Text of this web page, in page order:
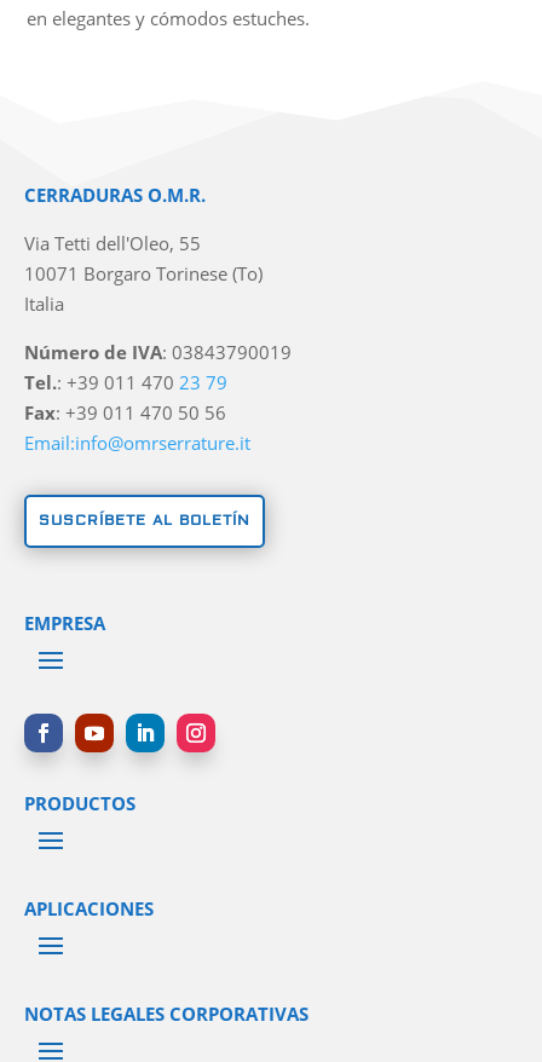
en elegantes y cómodos estuches.
CERRADURAS O.M.R.
Via Tetti dell'Oleo, 55
10071 Borgaro Torinese (To)
Italia
Número de IVA: 03843790019
Tel.: +39 011 470 23 79
Fax: +39 011 470 50 56
Email:info@omrserrature.it
SUSCRÍBETE AL BOLETÍN
EMPRESA
PRODUCTOS
APLICACIONES
NOTAS LEGALES CORPORATIVAS